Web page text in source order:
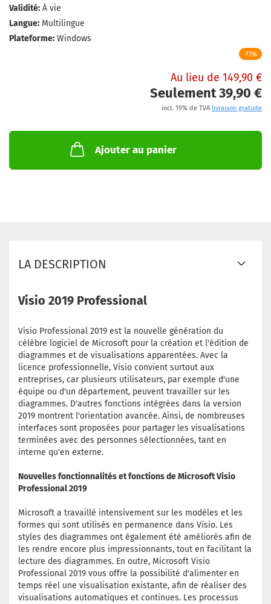
Validité: À vie
Langue: Multilingue
Plateforme: Windows
-73%
Au lieu de 149,90 €
Seulement 39,90 €
incl. 19% de TVA livraison gratuite
Ajouter au panier
LA DESCRIPTION
Visio 2019 Professional
Visio Professional 2019 est la nouvelle génération du
célèbre logiciel de Microsoft pour la création et l'édition de
diagrammes et de visualisations apparentées. Avec la
licence professionnelle, Visio convient surtout aux
entreprises, car plusieurs utilisateurs, par exemple d'une
équipe ou d'un département, peuvent travailler sur les
diagrammes. D'autres fonctions intégrées dans la version
2019 montrent l'orientation avancée. Ainsi, de nombreuses
interfaces sont proposées pour partager les visualisations
terminées avec des personnes sélectionnées, tant en
interne qu'en externe.
Nouvelles fonctionnalités et fonctions de Microsoft Visio
Professional 2019
Microsoft a travaillé intensivement sur les modèles et les
formes qui sont utilisés en permanence dans Visio. Les
styles des diagrammes ont également été améliorés afin de
les rendre encore plus impressionnants, tout en facilitant la
lecture des diagrammes. En outre, Microsoft Visio
Professional 2019 vous offre la possibilité d'alimenter en
temps réel une visualisation existante, afin de réaliser des
visualisations automatiques et continues. Les processus